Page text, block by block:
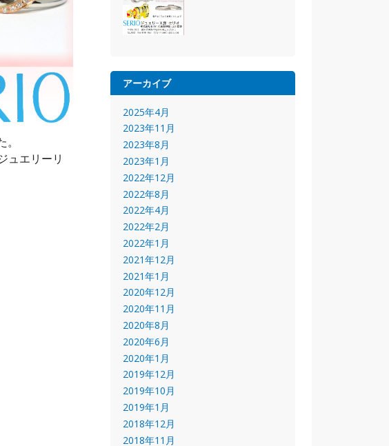
ュエリーリ
アーカイブ
2025年4月
2023年11月
2023年8月
2023年1月
2022年12月
2022年8月
2022年4月
2022年2月
2022年1月
2021年12月
2021年1月
2020年12月
2020年11月
2020年8月
2020年6月
2020年1月
2019年12月
2019年10月
2019年1月
2018年12月
2018年11月